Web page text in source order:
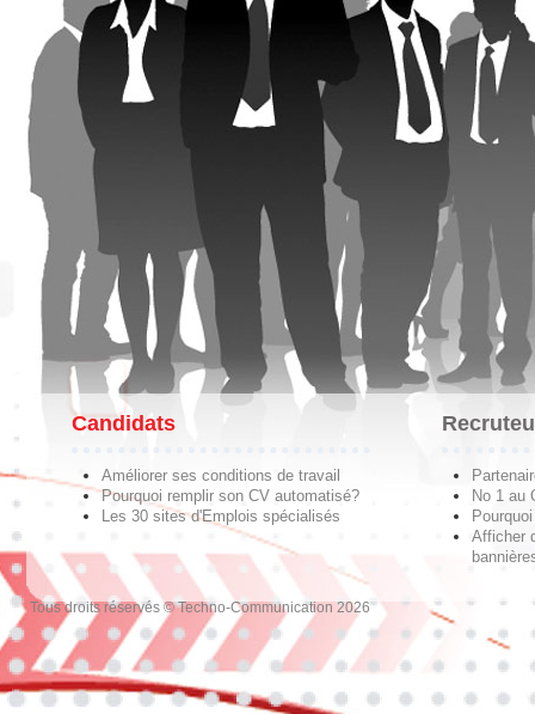
Candidats
Améliorer ses conditions de travail
Pourquoi remplir son CV automatisé?
Les 30 sites d'Emplois spécialisés
No 1 au
Afficher
Tous droits réservés © Techno-Communication 2026